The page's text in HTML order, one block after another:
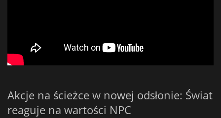
Akcje na ścieżce w nowej odsłonie: Świat
reaguje na wartości NPC